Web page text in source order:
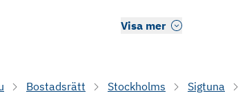
Visa mer
Bostadsrätt Stockholms Sigtuna